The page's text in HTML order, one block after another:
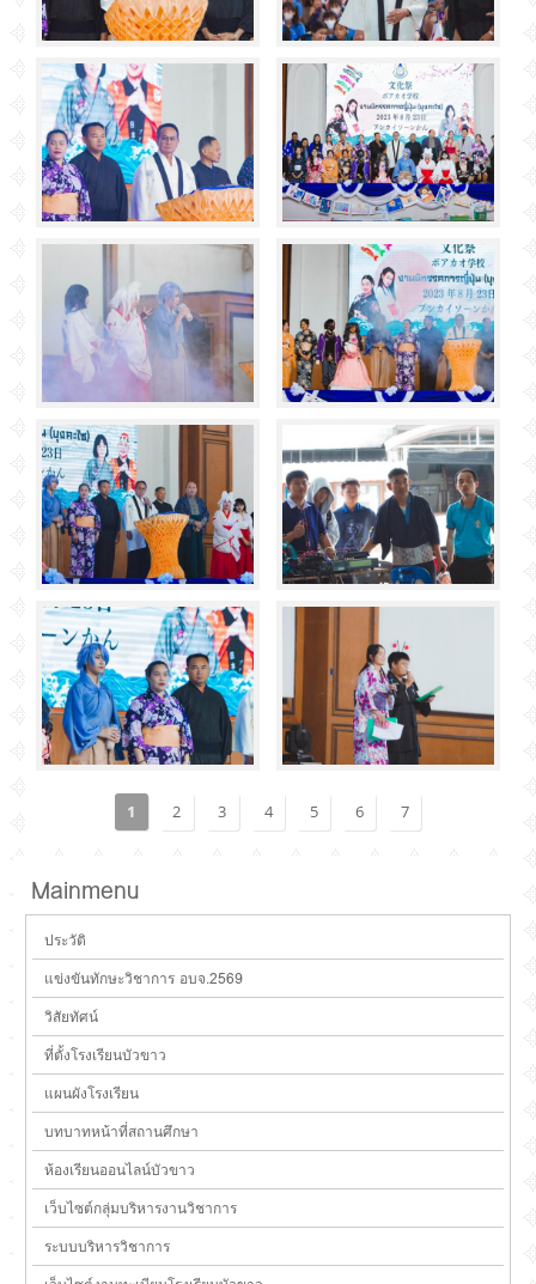
1 2 3 4 5 6 7
Mainmenu
ประวัติ
แข่งขันทักษะวิชาการ อบจ.2569
วิสัยทัศน์
ที่ตั้งโรงเรียนบัวขาว
แผนผังโรงเรียน
บทบาทหน้าที่สถานศึกษา
ห้องเรียนออนไลน์บัวขาว
เว็บไซต์กลุ่มบริหารงานวิชาการ
ระบบบริหารวิชาการ